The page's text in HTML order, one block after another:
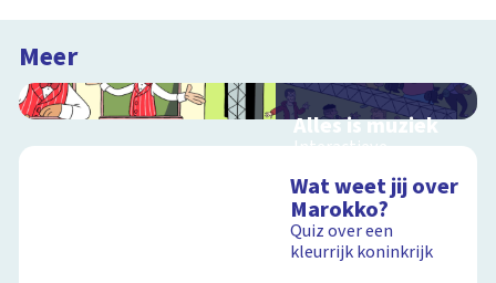
Meer
Alles is muziek
Interactieve
muziekinstrumenten
en muziekstijlen
Wat weet jij over
Marokko?
Quiz over een
kleurrijk koninkrijk